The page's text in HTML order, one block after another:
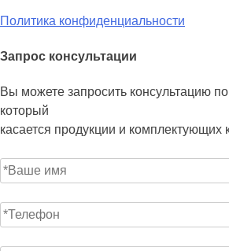
Политика конфиденциальности
Запрос консультации
Вы можете запросить консультацию
который
касается продукции и